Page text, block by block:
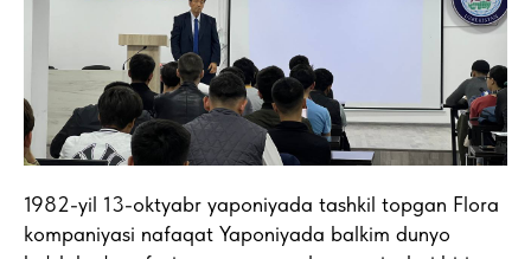
1982-yil 13-oktyabr yaponiyada tashkil topgan Flora
kompaniyasi nafaqat Yaponiyada balkim dunyo